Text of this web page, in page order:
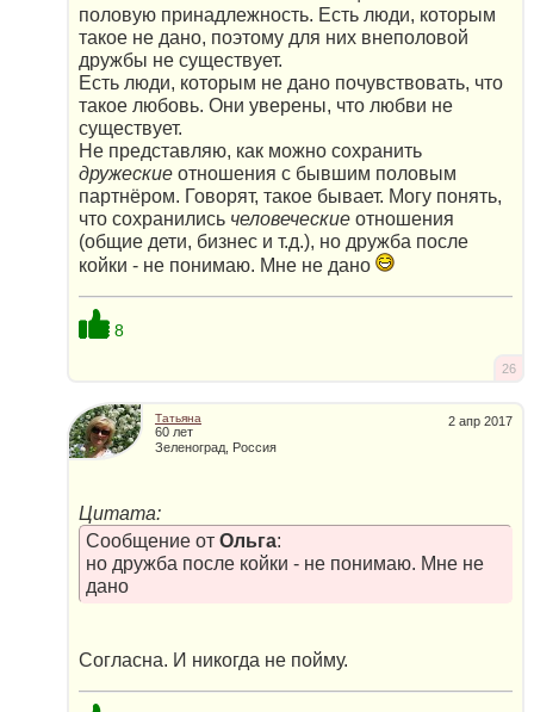
половую принадлежность. Есть люди, которым
такое не дано, поэтому для них внеполовой
дружбы не существует.
Есть люди, которым не дано почувствовать, что
такое любовь. Они уверены, что любви не
существует.
Не представляю, как можно сохранить
дружеские отношения с бывшим половым
партнёром. Говорят, такое бывает. Могу понять,
что сохранились человеческие отношения
(общие дети, бизнес и т.д.), но дружба после
койки - не понимаю. Мне не дано
8
26
2 апр 2017
Татьяна
60 лет
Зеленоград, Россия
Цитата:
Сообщение от Ольга:
но дружба после койки - не понимаю. Мне не
дано
Согласна. И никогда не пойму.